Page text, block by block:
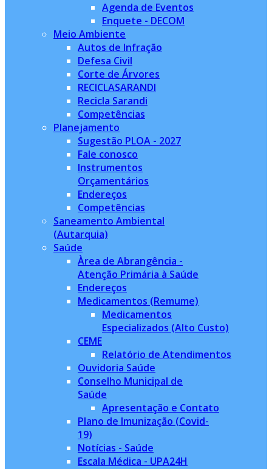
Agenda de Eventos
Enquete - DECOM
Meio Ambiente
Autos de Infração
Defesa Civil
Corte de Árvores
RECICLASARANDI
Recicla Sarandi
Competências
Planejamento
Sugestão PLOA - 2027
Fale conosco
Instrumentos
Orçamentários
Endereços
Competências
Saneamento Ambiental
(Autarquia)
Saúde
Àrea de Abrangência -
Atenção Primária à Saúde
Endereços
Medicamentos (Remume)
Medicamentos
Especializados (Alto Custo)
CEME
Relatório de Atendimentos
Ouvidoria Saúde
Conselho Municipal de
Saúde
Apresentação e Contato
Plano de Imunização (Covid-
19)
Notícias - Saúde
Escala Médica - UPA24H